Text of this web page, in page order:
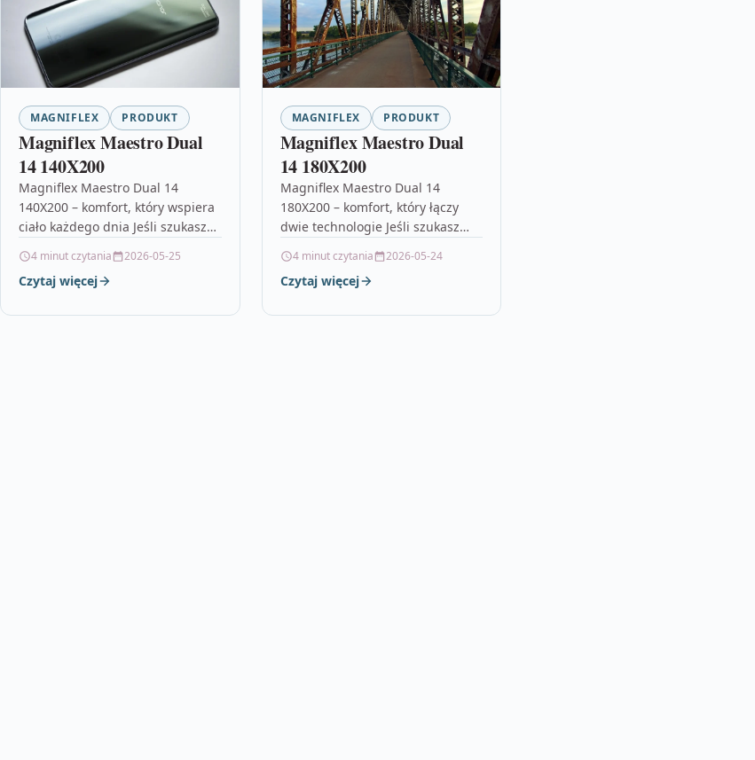
MAGNIFLEX PRODUKT
Magniflex Maestro Dual
14 140X200
Magniflex Maestro Dual 14
140X200 – komfort, który wspiera
ciało każdego dnia Jeśli szukasz
podejście do snu z wyczuwalnym
luksusem,…
4 minut czytania 2026-05-25
Czytaj więcej
MAGNIFLEX PRODUKT
Magniflex Maestro Dual
14 180X200
Magniflex Maestro Dual 14
180X200 – komfort, który łączy
dwie technologie Jeśli szukasz
premium, który ma realnie
poprawiać komfort snu,
4 minut czytania 2026-05-24
Czytaj więcej